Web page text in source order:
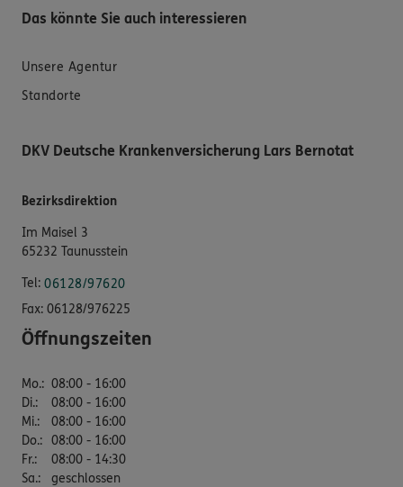
Das könnte Sie auch interessieren
Unsere Agentur
Standorte
DKV Deutsche Krankenversicherung Lars Bernotat
Bezirksdirektion
Im Maisel 3
65232 Taunusstein
Tel: 06128/97620
Fax: 06128/976225
Öffnungszeiten
Mo.: 08:00 - 16:00
Di.:
08:00 - 16:00
Mi.:
08:00 - 16:00
Do.: 08:00 - 16:00
Fr.:
08:00 - 14:30
Sa.: geschlossen